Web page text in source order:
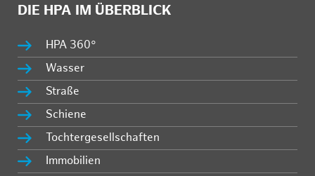
DIE HPA IM ÜBERBLICK
HPA 360°
Wasser
Straße
Schiene
Tochtergesellschaften
Immobilien